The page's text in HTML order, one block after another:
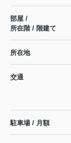
部屋 /
所在階 / 階建て
所在地
交通
駐車場 / 月額